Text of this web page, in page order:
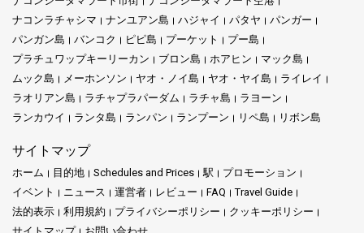
ナコンラチャシマ
ナンユアン島 ハジャイ パタヤ
パンガー
パンガン島
バンコク ピピ島 プーケット
プー島
プラチュワップキーリーカン
ブロン島 ホアヒン
マック島
ムック島
メーホンソン ヤオ・ノイ島 ヤオ・ヤイ島
ライレイ
ラオリアン島
ラチャプラパーダム ラチャ島
ラヨーン
ランカウイ
ランタ島 ランパン ランプーン リペ島 リボン島
サイトマップ
ホーム 目的地 Schedules and Prices 駅
プロモーション
イベント
ニュース 運営者 レビュー FAQ
Travel Guide
法的表示
利用規約 プライバシーポリシー
クッキーポリシー